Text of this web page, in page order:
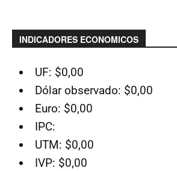
INDICADORES ECONOMICOS
UF: $0,00
Dólar observado: $0,00
Euro: $0,00
IPC:
UTM: $0,00
IVP: $0,00